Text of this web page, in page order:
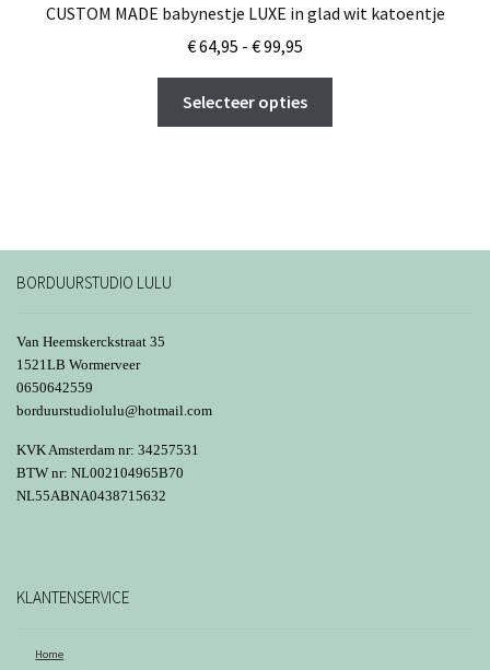
CUSTOM MADE babynestje LUXE in glad wit katoentje
€64,95 - €99,95
€ 64,95
tot
€ 99,95
Selecteer opties
optie
BORDUURSTUDIO LULU
Van Heemskerckstraat 35
1521LB Wormerveer
0650642559
borduurstudiolulu@hotmail.com
KVK Amsterdam nr: 34257531
BTW nr: NL002104965B70
NL55ABNA0438715632
KLANTENSERVICE
Home